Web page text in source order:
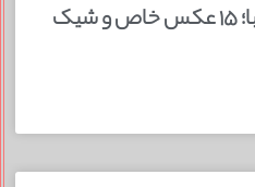
قوری فنجون لوکس زیبا؛ ۱۵ عکس خاص و شیک